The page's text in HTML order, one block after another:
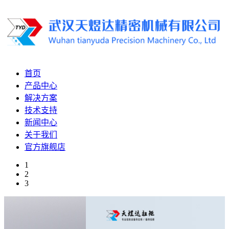
首页
产品中心
解决方案
技术支持
新闻中心
关于我们
官方旗舰店
1
2
3